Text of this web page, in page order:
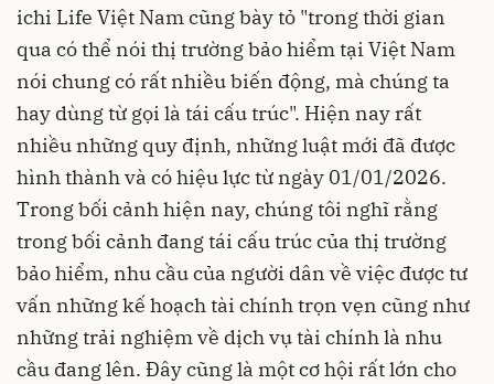
ichi Life Việt Nam cũng bày tỏ "trong thời gian
qua có thể nói thị trường bảo hiểm tại Việt Nam
nói chung có rất nhiều biến động, mà chúng ta
hay dùng từ gọi là tái cấu trúc". Hiện nay rất
nhiều những quy định, những luật mới đã được
hình thành và có hiệu lực từ ngày 01/01/2026.
Trong bối cảnh hiện nay, chúng tôi nghĩ rằng
trong bối cảnh đang tái cấu trúc của thị trường
bảo hiểm, nhu cầu của người dân về việc được tư
vấn những kế hoạch tài chính trọn vẹn cũng như
những trải nghiệm về dịch vụ tài chính là nhu
cầu đang lên. Đây cũng là một cơ hội rất lớn cho